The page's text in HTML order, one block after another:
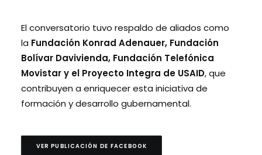
El conversatorio tuvo respaldo de aliados como
la Fundación Konrad Adenauer, Fundación
Bolívar Davivienda, Fundación Telefónica
Movistar y el Proyecto Integra de USAID, que
contribuyen a enriquecer esta iniciativa de
formación y desarrollo gubernamental.
VER PUBLICACIÓN DE FACEBOOK